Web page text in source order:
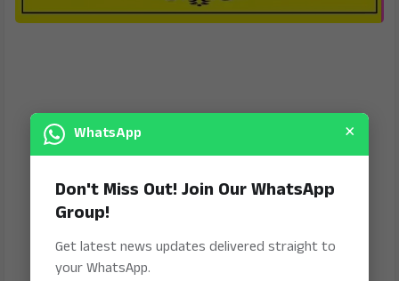
WhatsApp ×
Don't Miss Out! Join Our WhatsApp
Group!
Get latest news updates delivered straight to
your WhatsApp.